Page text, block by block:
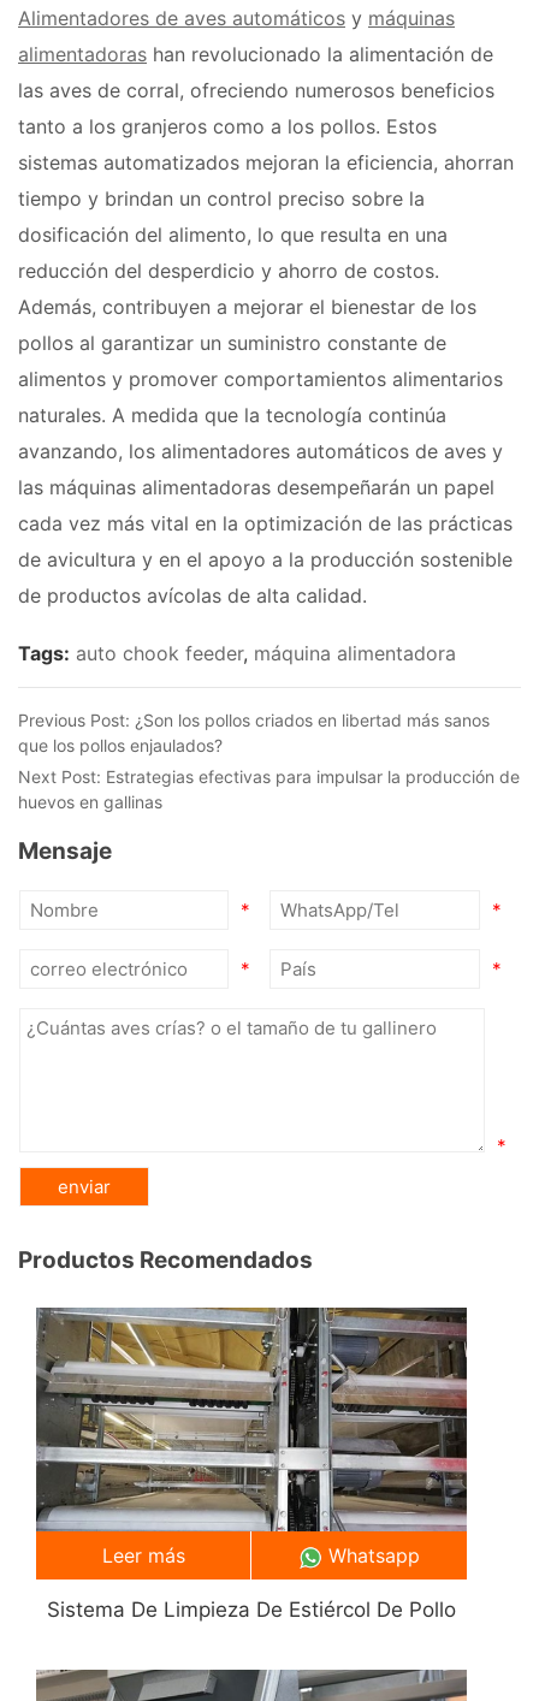
Alimentadores de aves automáticos y máquinas
alimentadoras han revolucionado la alimentación de
las aves de corral, ofreciendo numerosos beneficios
tanto a los granjeros como a los pollos. Estos
sistemas automatizados mejoran la eficiencia, ahorran
tiempo y brindan un control preciso sobre la
dosificación del alimento, lo que resulta en una
reducción del desperdicio y ahorro de costos.
Además, contribuyen a mejorar el bienestar de los
pollos al garantizar un suministro constante de
alimentos y promover comportamientos alimentarios
naturales. A medida que la tecnología continúa
avanzando, los alimentadores automáticos de aves y
las máquinas alimentadoras desempeñarán un papel
cada vez más vital en la optimización de las prácticas
de avicultura y en el apoyo a la producción sostenible
de productos avícolas de alta calidad.
Tags: auto chook feeder, máquina alimentadora
Previous Post: ¿Son los pollos criados en libertad más sanos
que los pollos enjaulados?
Next Post: Estrategias efectivas para impulsar la producción de
huevos en gallinas
Mensaje
* *
* *
*
Productos Recomendados
Sistema De Limpieza De Estiércol De Pollo
Leer más Whatsapp